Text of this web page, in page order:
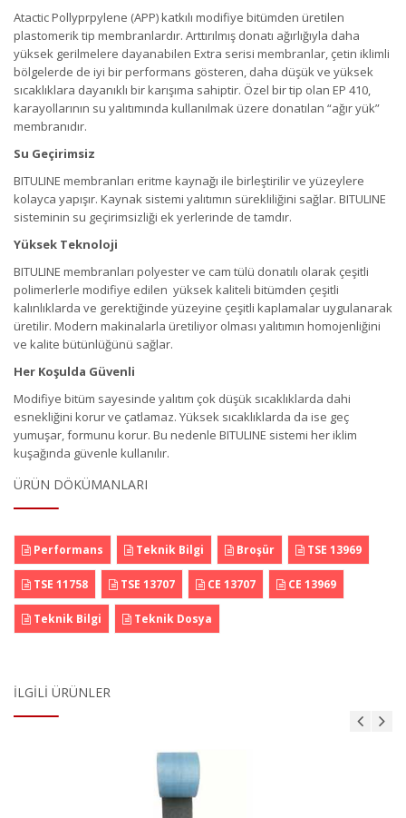
Atactic Pollyprpylene (APP) katkılı modifiye bitümden üretilen
plastomerik tip membranlardır. Arttırılmış donatı ağırlığıyla daha
yüksek gerilmelere dayanabilen Extra serisi membranlar, çetin iklimli
bölgelerde de iyi bir performans gösteren, daha düşük ve yüksek
sıcaklıklara dayanıklı bir karışıma sahiptir. Özel bir tip olan EP 410,
karayollarının su yalıtımında kullanılmak üzere donatılan “ağır yük”
membranıdır.
Su Geçirimsiz
BITULINE membranları eritme kaynağı ile birleştirilir ve yüzeylere
kolayca yapışır. Kaynak sistemi yalıtımın sürekliliğini sağlar. BITULINE
sisteminin su geçirimsizliği ek yerlerinde de tamdır.
Yüksek Teknoloji
BITULINE membranları polyester ve cam tülü donatılı olarak çeşitli
polimerlerle modifiye edilen yüksek kaliteli bitümden çeşitli
kalınlıklarda ve gerektiğinde yüzeyine çeşitli kaplamalar uygulanarak
üretilir. Modern makinalarla üretiliyor olması yalıtımın homojenliğini
ve kalite bütünlüğünü sağlar.
Her Koşulda Güvenli
Modifiye bitüm sayesinde yalıtım çok düşük sıcaklıklarda dahi
esnekliğini korur ve çatlamaz. Yüksek sıcaklıklarda da ise geç
yumuşar, formunu korur. Bu nedenle BITULINE sistemi her iklim
kuşağında güvenle kullanılır.
ÜRÜN DÖKÜMANLARI
Performans Teknik Bilgi Broşür TSE 13969
TSE 11758 TSE 13707 CE 13707 CE 13969
Teknik Bilgi Teknik Dosya
İLGILI ÜRÜNLER
Bituline Astar